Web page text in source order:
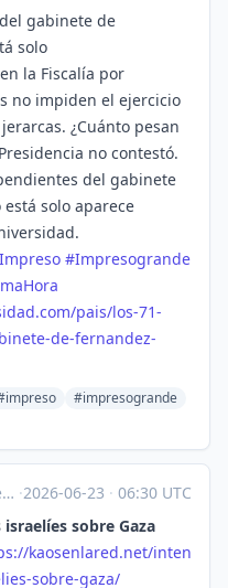
gabinete de
solo
la Fiscalía por
no impiden el ejercicio
¿Cuánto pesan
no contestó.
del gabinete
solo aparece
Impreso #Impresogrande
pais/los-71-
de-fernandez-
#impresogrande
·2026-06-23 · 06:30 UTC
sobre Gaza
kaosenlared.net/inten
sobre-gaza/